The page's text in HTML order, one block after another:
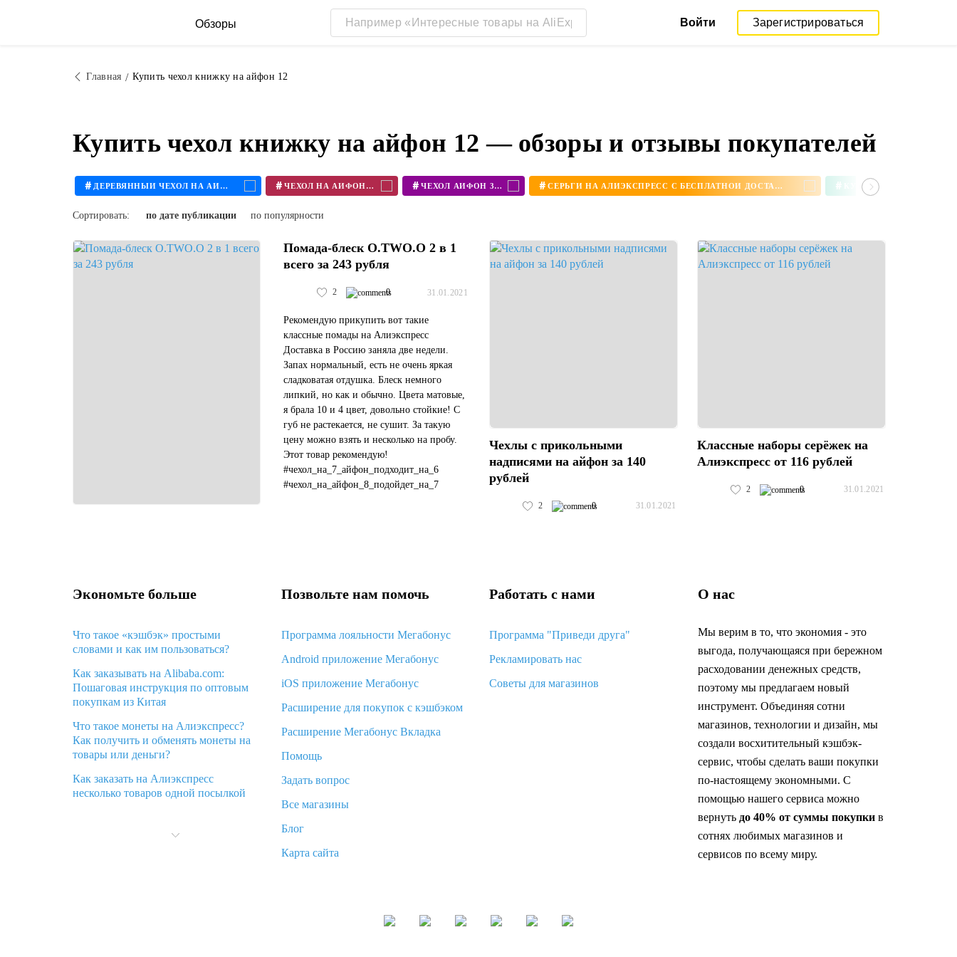
Обзоры Войти Зарегистрироваться
Главная Купить чехол книжку на айфон 12
Купить чехол книжку на айфон 12 — обзоры и отзывы покупателей
# ДЕРЕВЯННЫЙ ЧЕХОЛ НА АЙФОН # ЧЕХОЛ НА АЙФОН 11 # ЧЕХОЛ АЙФОН 360 # СЕРЬГИ НА АЛИЭКСПРЕСС С БЕСПЛАТНОЙ ДОСТАВКОЙ #
Сортировать: по дате публикации по популярности
Помада-блеск O.TWO.O 2 в 1
всего за 243 рубля
2 0 31.01.2021
Рекомендую прикупить вот такие
классные помады на Алиэкспресс
Доставка в Россию заняла две недели.
Запах нормальный, есть не очень яркая
сладковатая отдушка. Блеск немного
липкий, но как и обычно. Цвета матовые,
я брала 10 и 4 цвет, довольно стойкие! С
губ не растекается, не сушит. За такую
цену можно взять и несколько на пробу.
Этот товар рекомендую!
#чехол_на_7_айфон_подходит_на_6
#чехол_на_айфон_8_подойдет_на_7
Чехлы с прикольными
надписями на айфон за 140
рублей
2 0 31.01.2021
Классные наборы серёжек на
Алиэкспресс от 116 рублей
2 0 31.01.2021
Экономьте больше
Что такое «кэшбэк» простыми
словами и как им пользоваться?
Как заказывать на Alibaba.com:
Пошаговая инструкция по оптовым
покупкам из Китая
Что такое монеты на Алиэкспресс?
Как получить и обменять монеты на
товары или деньги?
Как заказать на Алиэкспресс
несколько товаров одной посылкой
Алиэкспресс и что делать?
Позвольте нам помочь
Программа лояльности Мегабонус
Android приложение Мегабонус
iOS приложение Мегабонус
Расширение для покупок с кэшбэком
Расширение Мегабонус Вкладка
Помощь
Задать вопрос
Все магазины
Блог
Карта сайта
Работать с нами
Программа "Приведи друга"
Рекламировать нас
Советы для магазинов
О нас
Мы верим в то, что экономия - это
выгода, получающаяся при бережном
расходовании денежных средств,
поэтому мы предлагаем новый
инструмент. Объединяя сотни
магазинов, технологии и дизайн, мы
создали восхитительный кэшбэк-
сервис, чтобы сделать ваши покупки
по-настоящему экономными. С
помощью нашего сервиса можно
вернуть до 40% от суммы покупкив
сотнях любимых магазинов и
сервисов по всему миру.